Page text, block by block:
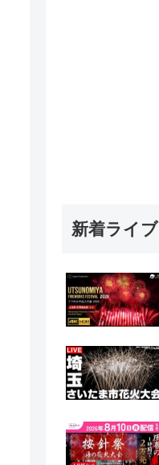
新着ライ